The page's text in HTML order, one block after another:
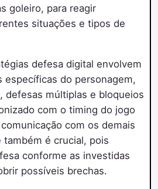
goleiro, para reagir
situações e tipos de
defesa digital envolvem
específicas do personagem,
defesas múltiplas e bloqueios
com o timing do jogo
com os demais
também é crucial, pois
conforme as investidas
possíveis brechas.